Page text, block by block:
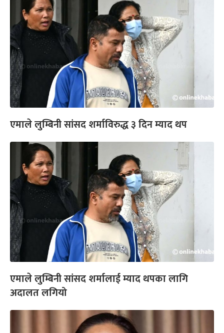
एमाले लुम्बिनी सांसद शर्माविरुद्ध ३ दिन म्याद थप
एमाले लुम्बिनी सांसद शर्मालाई म्याद थपका लागि
अदालत लगियो